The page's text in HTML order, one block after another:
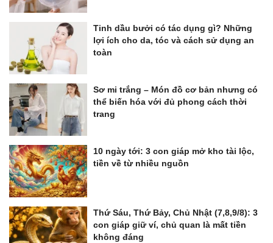
Tinh dầu bưởi có tác dụng gì? Những
lợi ích cho da, tóc và cách sử dụng an
toàn
Sơ mi trắng – Món đồ cơ bản nhưng có
thể biến hóa với đủ phong cách thời
trang
10 ngày tới: 3 con giáp mở kho tài lộc,
tiền về từ nhiều nguồn
Thứ Sáu, Thứ Bảy, Chủ Nhật (7,8,9/8): 3
con giáp giữ ví, chủ quan là mất tiền
không đáng